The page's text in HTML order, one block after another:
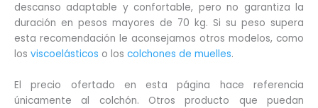
descanso adaptable y confortable, pero no garantiza la
duración en pesos mayores de 70 kg. Si su peso supera
esta recomendación le aconsejamos otros modelos, como
los viscoelásticos o los colchones de muelles.
El precio ofertado en esta página hace referencia
únicamente al colchón. Otros producto que puedan